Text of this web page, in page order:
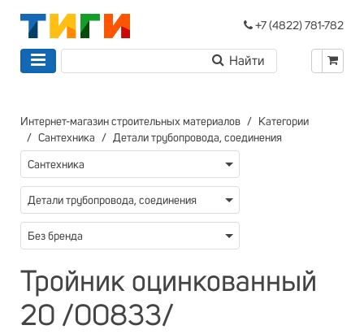
+7 (4822) 781-782
Интернет-магазин строительных материалов
Категории
Сантехника
Детали трубопровода, соединения
Сантехника
Детали трубопровода, соединения
Без бренда
Тройник оцинкованный
20 /00833/